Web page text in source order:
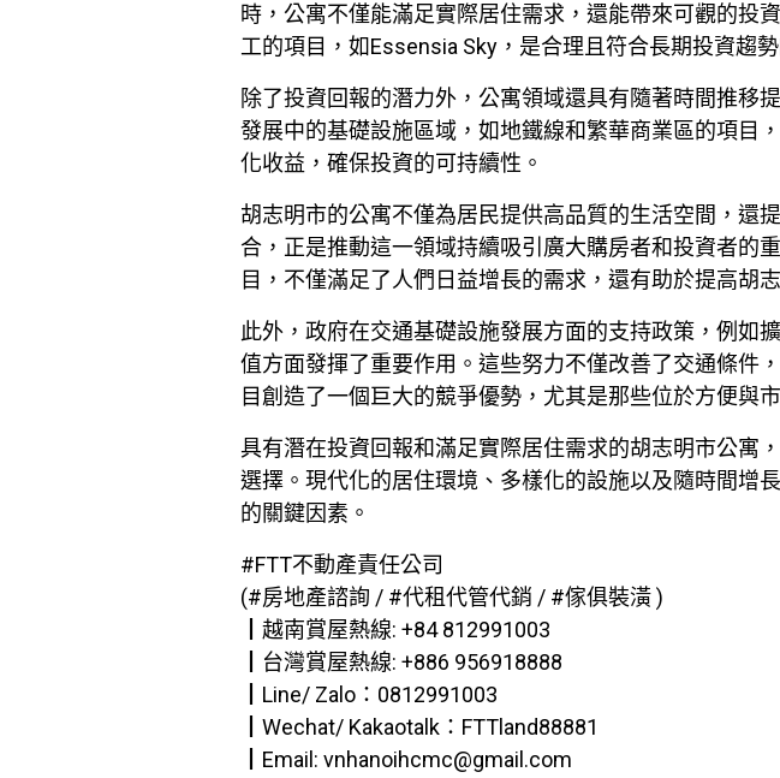
時，公寓不僅能滿足實際居住需求，還能帶來可觀的投
工的項目，如Essensia Sky，是合理且符合長期投資趨勢
除了投資回報的潛力外，公寓領域還具有隨著時間推移
發展中的基礎設施區域，如地鐵線和繁華商業區的項目
化收益，確保投資的可持續性。
胡志明市的公寓不僅為居民提供高品質的生活空間，還
合，正是推動這一領域持續吸引廣大購房者和投資者的
目，不僅滿足了人們日益增長的需求，還有助於提高胡
此外，政府在交通基礎設施發展方面的支持政策，例如
值方面發揮了重要作用。這些努力不僅改善了交通條件
目創造了一個巨大的競爭優勢，尤其是那些位於方便與
具有潛在投資回報和滿足實際居住需求的胡志明市公寓
選擇。現代化的居住環境、多樣化的設施以及隨時間增
的關鍵因素。
#FTT不動產責任公司
(#房地產諮詢 / #代租代管代銷 / #傢俱裝潢 )
┃越南賞屋熱線: +84 812991003
┃台灣賞屋熱線: +886 956918888
┃Line/ Zalo：0812991003
┃Wechat/ Kakaotalk：FTTland88881
┃Email: vnhanoihcmc@gmail.com